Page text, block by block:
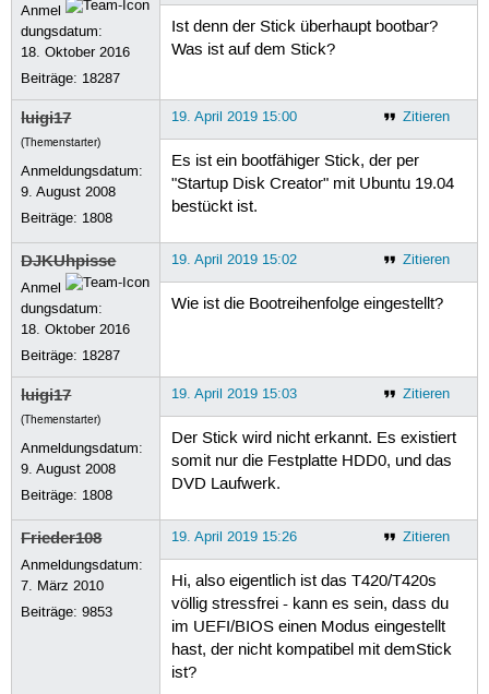
Anmel
dungsdatum:
18. Oktober 2016
Beiträge: 18287
Ist denn der Stick überhaupt bootbar?
Was ist auf dem Stick?
luigi17
(Themenstarter)
Anmeldungsdatum:
9. August 2008
Beiträge: 1808
Zitieren
19. April 2019 15:00
Es ist ein bootfähiger Stick, der per
"Startup Disk Creator" mit Ubuntu 19.04
bestückt ist.
DJKUhpisse
Anmel
dungsdatum:
18. Oktober 2016
Beiträge: 18287
Zitieren
19. April 2019 15:02
Wie ist die Bootreihenfolge eingestellt?
luigi17
(Themenstarter)
Anmeldungsdatum:
9. August 2008
Beiträge: 1808
Zitieren
19. April 2019 15:03
Der Stick wird nicht erkannt. Es existiert
somit nur die Festplatte HDD0, und das
DVD Laufwerk.
Frieder108
Anmeldungsdatum:
7. März 2010
Beiträge:9853
Zitieren
19. April 2019 15:26
Hi, also eigentlich ist das T420/T420s
völlig stressfrei - kann es sein, dass du
im UEFI/BIOS einen Modus eingestellt
hast, der nicht kompatibel mit demStick
ist?